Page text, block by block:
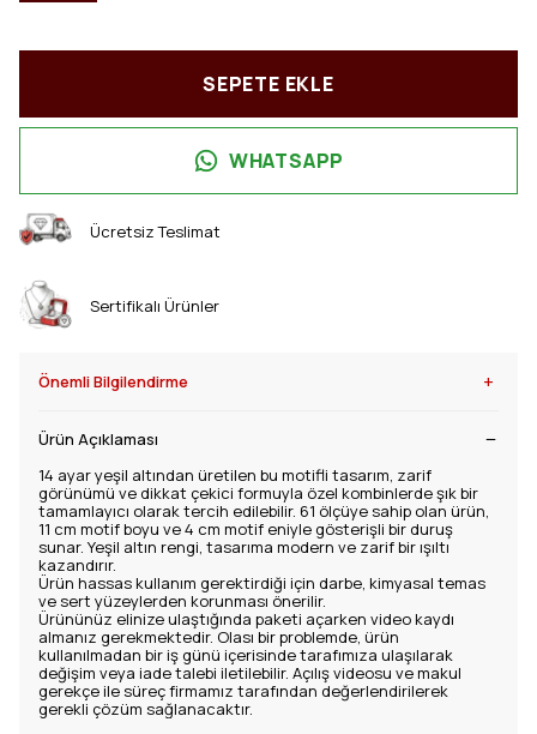
SEPETE EKLE
WHATSAPP
Ücretsiz Teslimat
Sertifikalı Ürünler
Önemli Bilgilendirme +
Ürün Açıklaması
14 ayar yeşil altından üretilen bu motifli tasarım, zarif
görünümü ve dikkat çekici formuyla özel kombinlerde şık bir
tamamlayıcı olarak tercih edilebilir. 61 ölçüye sahip olan ürün,
11 cm motif boyu ve 4 cm motif eniyle gösterişli bir duruş
sunar. Yeşil altın rengi, tasarıma modern ve zarif bir ışıltı
kazandırır.
Ürün hassas kullanım gerektirdiği için darbe, kimyasal temas
ve sert yüzeylerden korunması önerilir.
Ürününüz elinize ulaştığında paketi açarken video kaydı
almanız gerekmektedir. Olası bir problemde, ürün
kullanılmadan bir iş günü içerisinde tarafımıza ulaşılarak
değişim veya iade talebi iletilebilir. Açılış videosu ve makul
gerekçe ile süreç firmamız tarafından değerlendirilerek
gerekli çözüm sağlanacaktır.